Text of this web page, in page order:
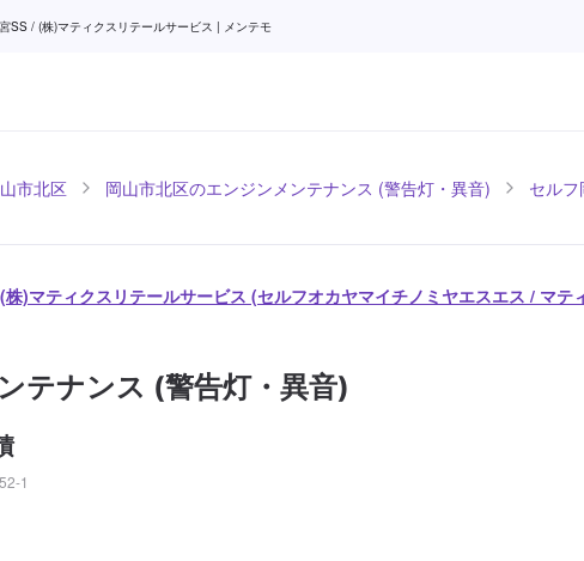
SS / (株)マティクスリテールサービス | メンテモ
市北区 岡山市北区のエンジンメンテナンス (警告灯・異音) セル
)マティクスリテールサービス (セルフオカヤマイチノミヤエスエス / マテ
テナンス (警告灯・異音)
1